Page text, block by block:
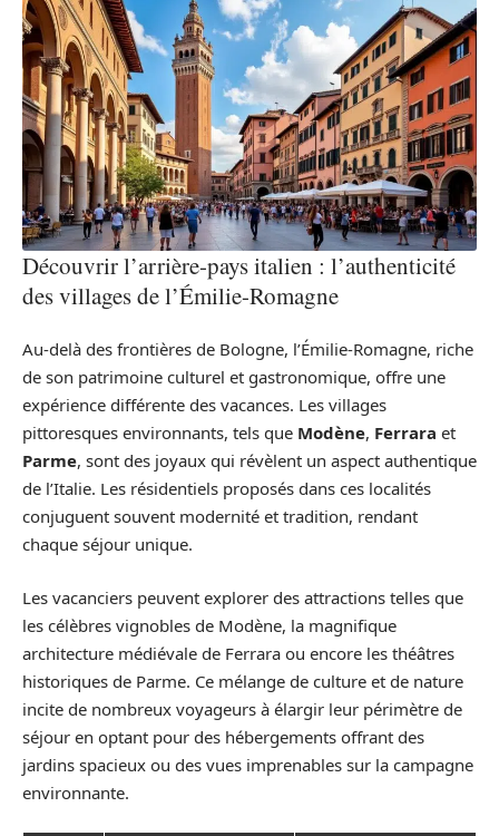
Découvrir l’arrière-pays italien : l’authenticité
des villages de l’Émilie-Romagne
Au-delà des frontières de Bologne, l’Émilie-Romagne, riche
de son patrimoine culturel et gastronomique, offre une
expérience différente des vacances. Les villages
pittoresques environnants, tels que Modène, Ferrara et
Parme, sont des joyaux qui révèlent un aspect authentique
de l’Italie. Les résidentiels proposés dans ces localités
conjuguent souvent modernité et tradition, rendant
chaque séjour unique.
Les vacanciers peuvent explorer des attractions telles que
les célèbres vignobles de Modène, la magnifique
architecture médiévale de Ferrara ou encore les théâtres
historiques de Parme. Ce mélange de culture et de nature
incite de nombreux voyageurs à élargir leur périmètre de
séjour en optant pour des hébergements offrant des
jardins spacieux ou des vues imprenables sur la campagne
environnante.